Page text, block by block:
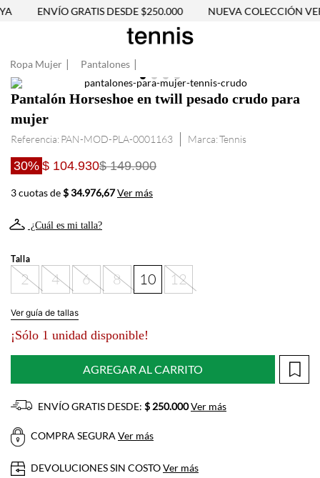
ENVÍO GRATIS DESDE $250.000 NUEVA COLECCIÓN
Ropa Mujer Pantalones
Pantalón Horseshoe en twill pesado crudo para
mujer
Referencia: PAN-MOD-PLA-0001163 Tennis
30% $ 104.930$ 149.900
3 cuotas de$ 34.976,67Ver más
¿Cuál es mi talla?
Talla
2 4 6 8 10 12
Ver guía de tallas
¡Sólo 1 unidad disponible!
AGREGAR AL CARRITO
ENVÍO GRATIS DESDE: $ 250.000Ver más
COMPRA SEGURA Ver más
DEVOLUCIONES SIN COSTOVer más